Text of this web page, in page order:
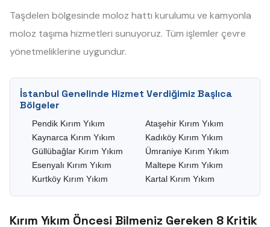
Taşdelen bölgesinde moloz hattı kurulumu ve kamyonla
moloz taşıma hizmetleri sunuyoruz. Tüm işlemler çevre
yönetmeliklerine uygundur.
İstanbul Genelinde Hizmet Verdiğimiz Başlıca
Bölgeler
Pendik Kırım Yıkım
Kaynarca Kırım Yıkım
Güllübağlar Kırım Yıkım
Esenyalı Kırım Yıkım
Kurtköy Kırım Yıkım
Ataşehir Kırım Yıkım
Kadıköy Kırım Yıkım
Ümraniye Kırım Yıkım
Maltepe Kırım Yıkım
Kartal Kırım Yıkım
Kırım Yıkım Öncesi Bilmeniz Gereken 8 Kritik